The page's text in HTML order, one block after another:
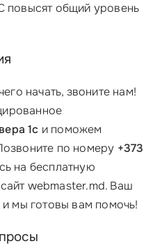
повысят общий уровень
начать, звоните нам!
1с и поможем
по номеру +373
на бесплатную
webmaster.md. Ваш
мы готовы вам помочь!